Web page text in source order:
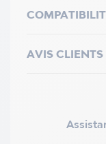
AVIS CLIENTS